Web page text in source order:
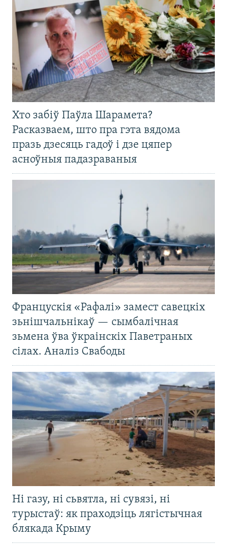
Хто забіў Паўла Шарамета?
Расказваем, што пра гэта вядома
празь дзесяць гадоў і дзе цяпер
асноўныя падазраваныя
Францускія «Рафалі» замест савецкіх
зьнішчальнікаў — сымбалічная
зьмена ўва ўкраінскіх Паветраных
сілах. Аналіз Свабоды
Ні газу, ні сьвятла, ні сувязі, ні
турыстаў: як праходзіць лягістычная
блякада Крыму